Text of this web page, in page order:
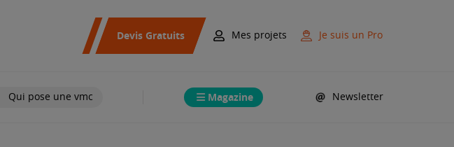
Devis Gratuits Mes projets Je suis un Pro
Qui pose une vmc Magazine Newsletter